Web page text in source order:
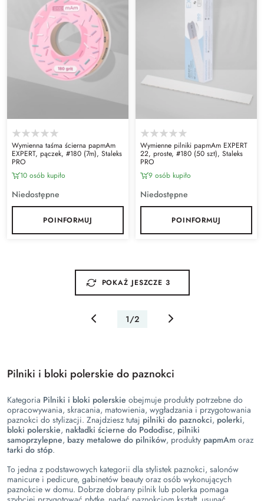
Wymienna taśma ścierna papmAm
EXPERT, pączek, #180 (7m), Staleks
PRO
10 osób kupiło
Niedostępne
POINFORMUJ
Wymienne pilniki papmAm EXPERT
22, proste, #180 (50 szt), Staleks
PRO
9 osób kupiło
Niedostępne
POINFORMUJ
POKAŻ JESZCZE 3
1/2
Pilniki i bloki polerskie do paznokci
Kategoria Pilniki i bloki polerskie obejmuje produkty potrzebne do
opracowywania, skracania, matowienia, wygładzania i przygotowania
paznokci do stylizacji. Znajdziesz tutaj pilniki do paznokci, polerki,
bloki polerskie, nakładki ścierne do Pododisc, pilniki
samoprzylepne, bazy metalowe do pilników, produkty papmAm oraz
tarki do stóp.
To jedna z podstawowych kategorii dla stylistek paznokci, salonów
manicure i pedicure, gabinetów beauty oraz osób wykonujących
paznokcie w domu. Dobrze dobrany pilnik lub polerka pomaga